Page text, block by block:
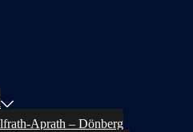
Aprath – Dönberg